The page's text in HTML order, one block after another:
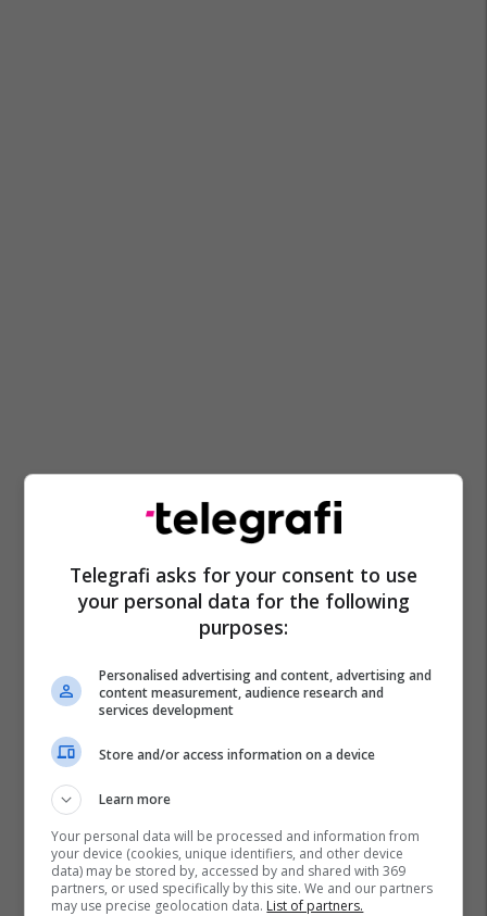
Telegrafi asks for your consent to use
your personal data for the following
purposes:
Personalised advertising and content, advertising and
content measurement, audience research and
services development
Store and/or access information on a device
Learn more
Your personal data will be processed and information from
your device (cookies, unique identifiers, and other device
data) may be stored by, accessed by and shared with 369
partners, or used specifically by this site. We and our partners
may use precise geolocation data. List of partners.